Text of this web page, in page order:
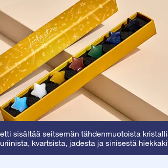
sisältää seitsemän tähdenmuotoista
kvartsista, jadesta ja sinisestä